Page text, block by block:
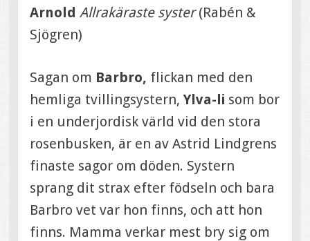
Arnold Allrakäraste syster(Rabén &
Sjögren)
Sagan om Barbro, flickan med den
hemliga tvillingsystern,Ylva-li som bor
i en underjordisk värld vid den stora
rosenbusken, är en av Astrid Lindgrens
finaste sagor om döden. Systern
sprang dit strax efter födseln och bara
Barbro vet var hon finns, och att hon
finns. Mamma verkar mest bry sig om